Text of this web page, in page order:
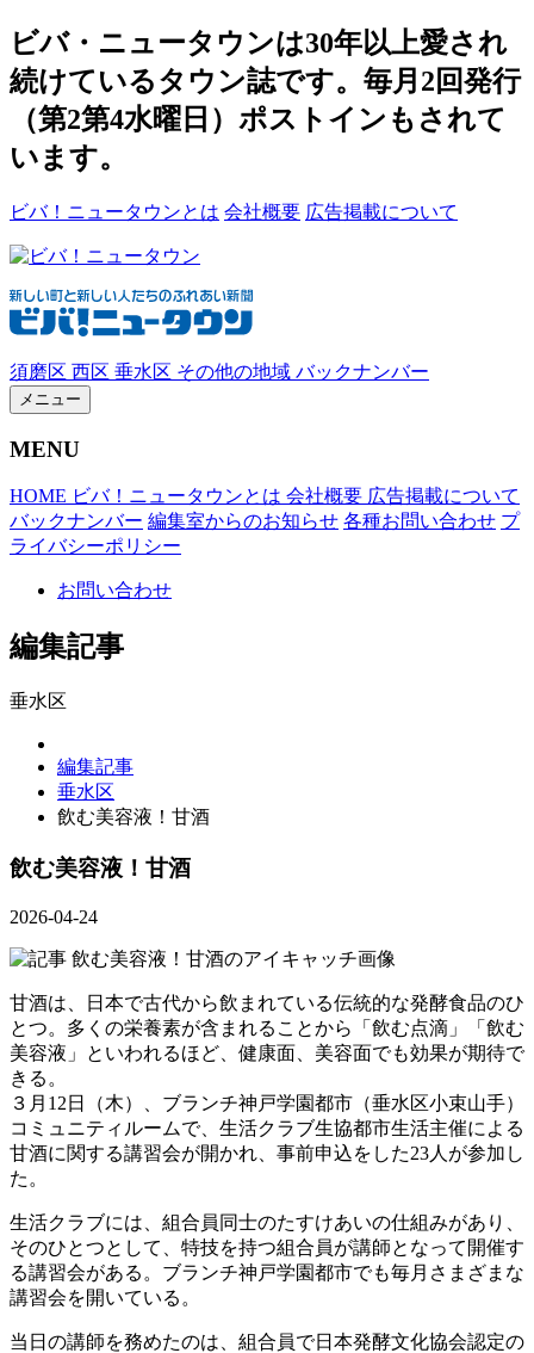
ビバ・ニュータウンは30年以上愛され
続けているタウン誌です。毎月2回発行
（第2第4水曜日）ポストインもされて
います。
ビバ！ニュータウンとは 会社概要 広告掲載について
須磨区 西区 垂水区 その他の地域 バックナンバー
メニュー
MENU
HOME ビバ！ニュータウンとは 会社概要 広告掲載について
バックナンバー 編集室からのお知らせ 各種お問い合わせ プ
ライバシーポリシー
お問い合わせ
編集記事
垂水区
編集記事
垂水区
飲む美容液！甘酒
飲む美容液！甘酒
2026-04-24
甘酒は、日本で古代から飲まれている伝統的な発酵食品のひ
とつ。多くの栄養素が含まれることから「飲む点滴」「飲む
美容液」といわれるほど、健康面、美容面でも効果が期待で
きる。
３月12日（木）、ブランチ神戸学園都市（垂水区小束山手）
コミュニティルームで、生活クラブ生協都市生活主催による
甘酒に関する講習会が開かれ、事前申込をした23人が参加し
た。
生活クラブには、組合員同士のたすけあいの仕組みがあり、
そのひとつとして、特技を持つ組合員が講師となって開催す
る講習会がある。ブランチ神戸学園都市でも毎月さまざまな
講習会を開いている。
当日の講師を務めたのは、組合員で日本発酵文化協会認定の